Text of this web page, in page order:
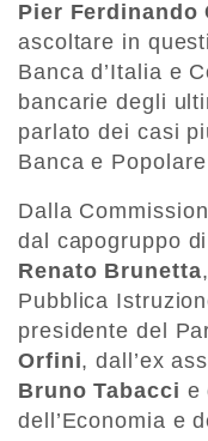
Pier Ferdinando
ascoltare in
Banca d’Italia e
bancarie degli
parlato dei casi
Banca e
Dalla
dal capogruppo
Renato Brunetta
Pubblica
presidente del
Orfini, dall’ex
Bruno Tabacci e
dell’Economia e